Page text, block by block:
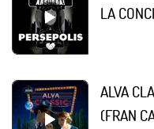
LA
ALVA
(FRAN